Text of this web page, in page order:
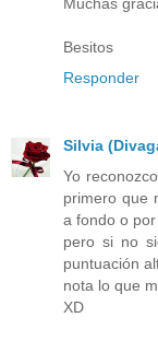
Muchas
Besitos
Responder
Silvia
Yo
primero que
a fondo o
pero si no
puntuación
nota lo que
XD